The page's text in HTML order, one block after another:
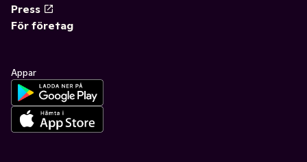
Press
För företag
Appar